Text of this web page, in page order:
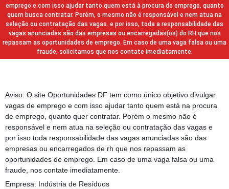
emprego e com isso ajudar tanto quem está à procura de emprego, quanto
quem busca contratar. Porém, o mesmo não é responsável e nem atua na
seleção ou contratação das vagas. e por isso, toda a responsabilidade das
vagas anunciadas são das empresas ou encarregadas(os) do RH que nos
repassam as oportunidades de emprego. Em caso de uma vaga falsa ou uma
fraude, solicitamos que nos contate imediatamente.
Aviso: O site Oportunidades DF tem como único objetivo divulgar
vagas de emprego e com isso ajudar tanto quem está na procura
de emprego, quanto quer contratar. Porém o mesmo não é
responsável e nem atua na seleção ou contratação das vagas e
por isso toda responsabilidade das vagas anunciadas são das
empresas ou encarregados de rh que nos repassam as
oportunidades de emprego. Em caso de uma vaga falsa ou uma
fraude, nos contate imediatamente.
Empresa: Indústria de Resíduos